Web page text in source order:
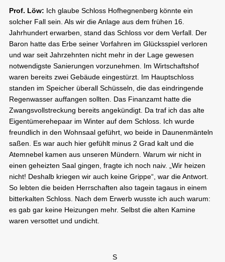
Prof. Löw: Ich glaube Schloss Hofhegnenberg könnte ein
solcher Fall sein. Als wir die Anlage aus dem frühen 16.
Jahrhundert erwarben, stand das Schloss vor dem Verfall. Der
Baron hatte das Erbe seiner Vorfahren im Glücksspiel verloren
und war seit Jahrzehnten nicht mehr in der Lage gewesen
notwendigste Sanierungen vorzunehmen. Im Wirtschaftshof
waren bereits zwei Gebäude eingestürzt. Im Hauptschloss
standen im Speicher überall Schüsseln, die das eindringende
Regenwasser auffangen sollten. Das Finanzamt hatte die
Zwangsvollstreckung bereits angekündigt. Da traf ich das alte
Eigentümerehepaar im Winter auf dem Schloss. Ich wurde
freundlich in den Wohnsaal geführt, wo beide in Daunenmänteln
saßen. Es war auch hier gefühlt minus 2 Grad kalt und die
Atemnebel kamen aus unseren Mündern. Warum wir nicht in
einen geheizten Saal gingen, fragte ich noch naiv. „Wir heizen
nicht! Deshalb kriegen wir auch keine Grippe“, war die Antwort.
So lebten die beiden Herrschaften also tagein tagaus in einem
bitterkalten Schloss. Nach dem Erwerb wusste ich auch warum:
es gab gar keine Heizungen mehr. Selbst die alten Kamine
waren versottet und undicht.
S